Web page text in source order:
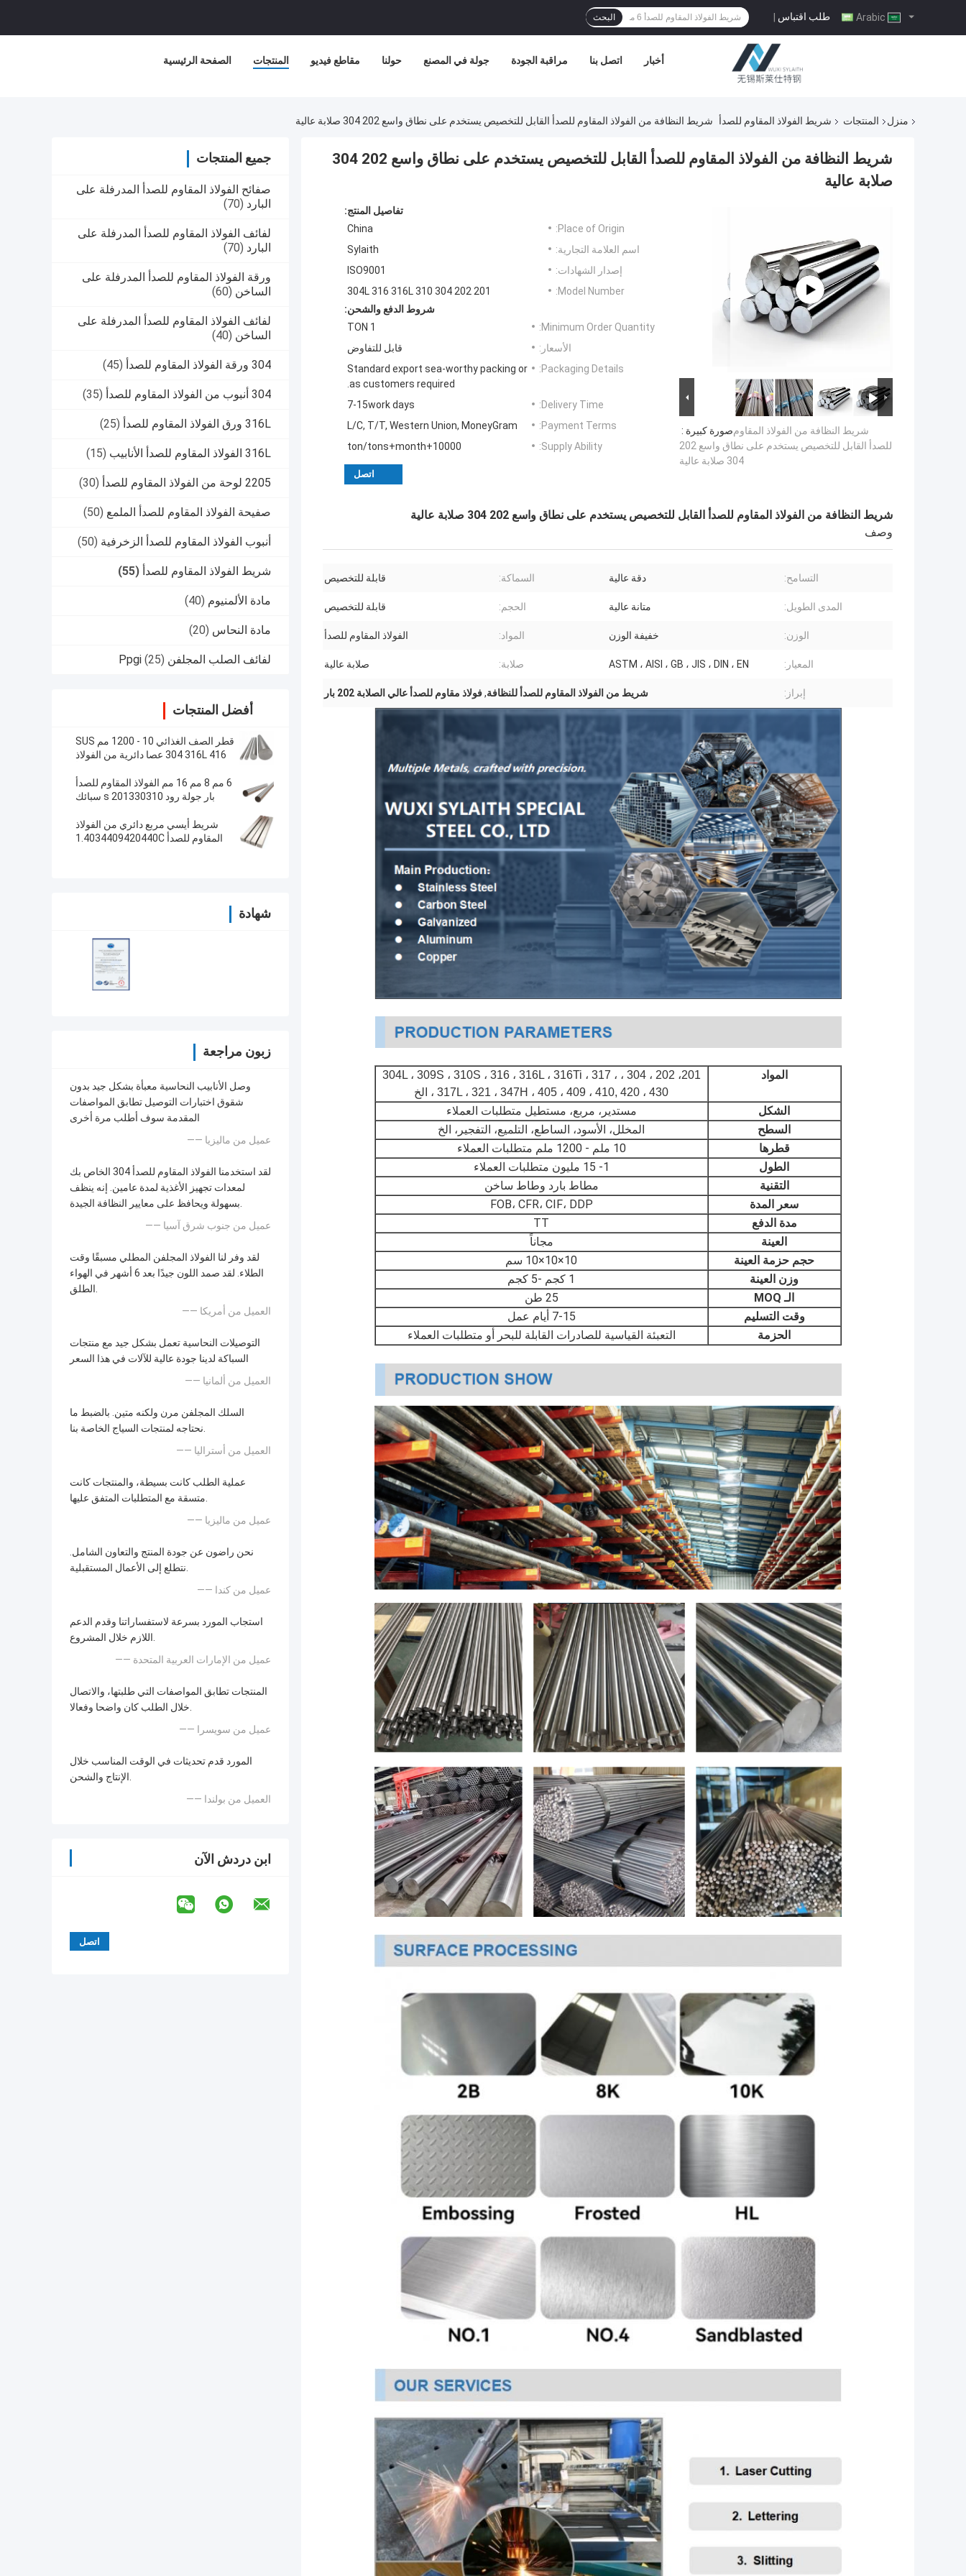
طلب اقتباس | البحث
الصفحة الرئيسية المنتجات مقاطع فيديو حولنا جولة في المصنع مراقبة الجودة اتصل بنا أخبار
منزل المنتجات شريط الفولاذ المقاوم للصدأ شريط النظافة من الفولاذ المقاوم للصدأ القابل للتخصيص يستخدم على نطاق واسع 202 304 صلابة عالية
جميع المنتجات
صفائح الفولاذ المقاوم للصدأ المدرفلة على
البارد (70)
لفائف الفولاذ المقاوم للصدأ المدرفلة على
البارد (70)
ورقة الفولاذ المقاوم للصدأ المدرفلة على
الساخن (60)
لفائف الفولاذ المقاوم للصدأ المدرفلة على
الساخن (40)
304 ورقة الفولاذ المقاوم للصدأ (45)
304 أنبوب من الفولاذ المقاوم للصدأ (35)
316L ورق الفولاذ المقاوم للصدأ (25)
316L الفولاذ المقاوم للصدأ الأنابيب (15)
2205 لوحة من الفولاذ المقاوم للصدأ (30)
صفيحة الفولاذ المقاوم للصدأ الملمع (50)
أنبوب الفولاذ المقاوم للصدأ الزخرفية (50)
شريط الفولاذ المقاوم للصدأ (55)
مادة الألمنيوم (40)
مادة النحاس (20)
لفائف الصلب المجلفن Ppgi (25)
أفضل المنتجات
قطر الصف الغذائي 10 - 1200 مم SUS
304 316L 416 عصا دائرية من الفولاذ
6 مم 8 مم 16 مم الفولاذ المقاوم للصدأ
بار جولة رود 201330310 s سبائك
شريط أيسي مربع دائري من الفولاذ
المقاوم للصدأ 1.4034409420440C
شهادة
زبون مراجعة
وصل الأنابيب النحاسية معبأة بشكل جيد بدون
شقوق اختبارات التوصيل تطابق المواصفات
المقدمة سوف أطلب مرة أخرى
—— عميل من ماليزيا
لقد استخدمنا الفولاذ المقاوم للصدأ 304 الخاص بك
لمعدات تجهيز الأغذية لمدة عامين. إنه ينظف
بسهولة ويحافظ على معايير النظافة الجيدة.
—— عميل من جنوب شرق آسيا
لقد وفر لنا الفولاذ المجلفن المطلي مسبقًا وقت
الطلاء. لقد صمد اللون جيدًا بعد 6 أشهر في الهواء
الطلق.
—— العميل من أمريكا
التوصيلات النحاسية تعمل بشكل جيد مع منتجات
السباكة لدينا جودة عالية للآلات في هذا السعر
—— العميل من ألمانيا
السلك المجلفن مرن ولكنه متين. بالضبط ما
نحتاجه لمنتجات السياج الخاصة بنا.
—— العميل من أستراليا
عملية الطلب كانت بسيطة، والمنتجات كانت
متسقة مع المتطلبات المتفق عليها.
—— عميل من ماليزيا
نحن راضون عن جودة المنتج والتعاون الشامل.
نتطلع إلى الأعمال المستقبلية.
—— عميل من كندا
استجاب المورد بسرعة لاستفساراتنا وقدم الدعم
اللازم خلال المشروع.
—— عميل من الإمارات العربية المتحدة
المنتجات تطابق المواصفات التي طلبتها، والاتصال
خلال الطلب كان واضحا وفعالا.
—— عميل من سويسرا
المورد قدم تحديثات في الوقت المناسب خلال
الإنتاج والشحن.
—— العميل من بولندا
ابن دردش الآن
شريط النظافة من الفولاذ المقاوم للصدأ القابل للتخصيص يستخدم على نطاق واسع 202 304
صلابة عالية
صورة كبيرة :شريط النظافة من الفولاذ المقاوم
للصدأ القابل للتخصيص يستخدم على نطاق واسع 202
304 صلابة عالية
تفاصيل المنتج:
Place of Origin:
China
اسم العلامة التجارية:
Sylaith
إصدار الشهادات:
ISO9001
Model Number:
201 202 304 304L 316 316L 310
شروط الدفع والشحن:
Minimum Order Quantity:
1 TON
الأسعار:
قابل للتفاوض
Packaging Details:
Standard export sea-worthy packing or
as customers required.
Delivery Time:
7-15work days
Payment Terms:
L/C, T/T, Western Union, MoneyGram
Supply Ability:
10000+ton/tons+month
اتصل
شريط النظافة من الفولاذ المقاوم للصدأ القابل للتخصيص يستخدم على نطاق واسع 202 304 صلابة عالية
وصف
التسامح: دقة عالية السماكة: قابلة للتخصيص
المدى الطويل: متانة عالية الحجم: قابلة للتخصيص
الوزن: خفيفة الوزن المواد: الفولاذ المقاوم للصدأ
المعيار: ASTM ، AISI ، GB ، JIS ، DIN ، EN صلابة: صلابة عالية
إبراز: شريط من الفولاذ المقاوم للصدأ للنظافة,فولاذ مقاوم للصدأ عالي الصلابة 202 بار
المواد
201، 202 ، 304 ، 304L ، 309S ، 310S ، 316 ، 316L ، 316Ti ، 317 ،
317L ، 321 ، 347H ، 405 ، 409 ، 410, 420 ، 430 ، الخ
الشكل
مستدير، مربع، مستطيل متطلبات العملاء
السطح المخلل، الأسود، الساطع، التلميع، التفجير، الخ
قطرها
10 ملم - 1200 ملم متطلبات العملاء
الطول
1- 15 مليون متطلبات العملاء
التقنية
مطاط بارد وطاط ساخن
سعر المدة
FOB، CFR، CIF، DDP
مدة الدفع
TT
العينة
مجاناً
حجم حزمة العينة
10×10×10 سم
وزن العينة
1 كجم -5 كجم
الـ MOQ
25 طن
وقت التسليم
7-15 أيام عمل
الحزمة
التعبئة القياسية للصادرات القابلة للبحر أو متطلبات العملاء